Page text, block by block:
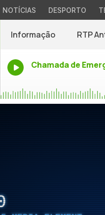
NOTÍCIAS DESPORTO
Informação RTP
Chamada de